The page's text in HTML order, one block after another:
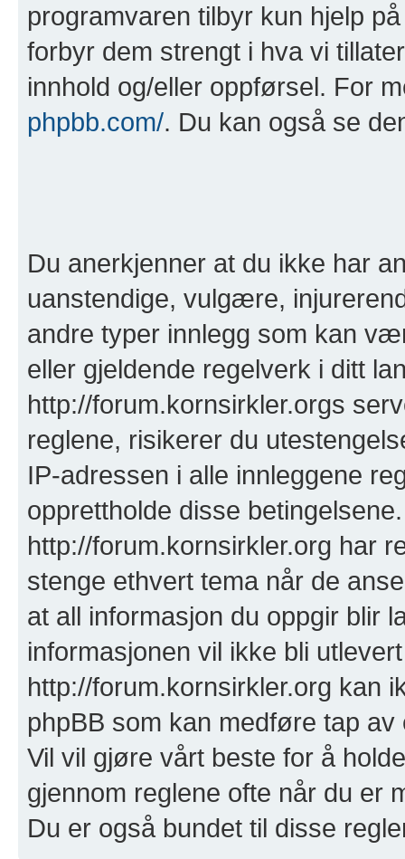
programvaren tilbyr kun hjelp
forbyr dem strengt i hva vi
innhold og/eller oppførsel. For
phpbb.com/. Du kan også se
Du anerkjenner at du ikke har
uanstendige, vulgære,
andre typer innlegg som kan
eller gjeldende regelverk i ditt
http://forum.kornsirkler.orgs
reglene, risikerer du
IP-adressen i alle innleggene
opprettholde disse
http://forum.kornsirkler.org har
stenge ethvert tema når de
at all informasjon du oppgir blir
informasjonen vil ikke bli
http://forum.kornsirkler.org kan
phpBB som kan medføre tap
Vil vil gjøre vårt beste for å
gjennom reglene ofte når du er
Du er også bundet til disse